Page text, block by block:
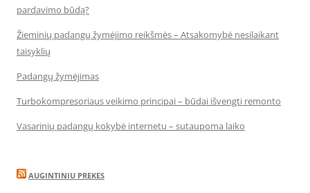
pardavimo būdą?
Žieminių padangų žymėjimo reikšmės – Atsakomybė nesilaikant
taisyklių
Padangų žymėjimas
Turbokompresoriaus veikimo principai – būdai išvengti remonto
Vasarinių padangų kokybė internetu – sutaupoma laiko
AUGINTINIU PREKES